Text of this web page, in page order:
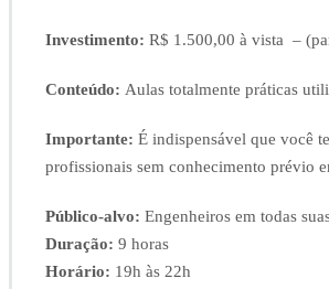
Investimento: R$ 1.500,00 à vista –
Conteúdo: Aulas totalmente práticas
Importante: É indispensável que você
profissionais sem conhecimento prévio
Público-alvo: Engenheiros em todas
Duração: 9 horas
Horário: 19h às 22h